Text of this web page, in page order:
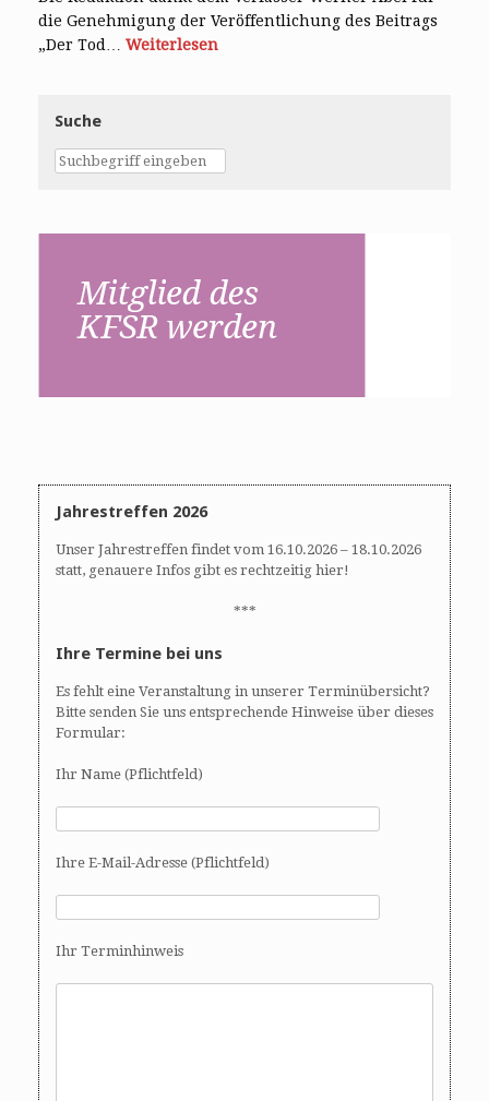
die Genehmigung der Veröffentlichung des Beitrags
„Der Tod… Weiterlesen
Suche
Jahrestreffen 2026
Unser Jahrestreffen findet vom 16.10.2026 – 18.10.2026
statt, genauere Infos gibt es rechtzeitig hier!
***
Ihre Termine bei uns
Es fehlt eine Veranstaltung in unserer Terminübersicht?
Bitte senden Sie uns entsprechende Hinweise über dieses
Formular:
Ihr Name (Pflichtfeld)
Ihre E-Mail-Adresse (Pflichtfeld)
Ihr Terminhinweis